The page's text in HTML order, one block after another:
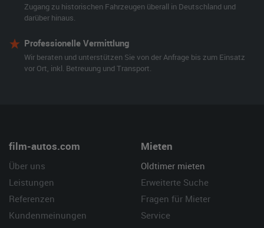
Zugang zu historischen Fahrzeugen überall in Deutschland und
darüber hinaus.
Professionelle Vermittlung
Wir beraten und unterstützen Sie von der Anfrage bis zum Einsatz
vor Ort, inkl. Betreuung und Transport.
film-autos.com
Über uns
Leistungen
Referenzen
Kundenmeinungen
Mieten
Oldtimer mieten
Erweiterte Suche
Fragen für Mieter
Service